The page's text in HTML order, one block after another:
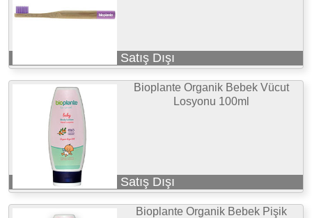
Satış Dışı
Bioplante Organik Bebek Vücut
Losyonu 100ml
Satış Dışı
Bioplante Organik Bebek Pişik